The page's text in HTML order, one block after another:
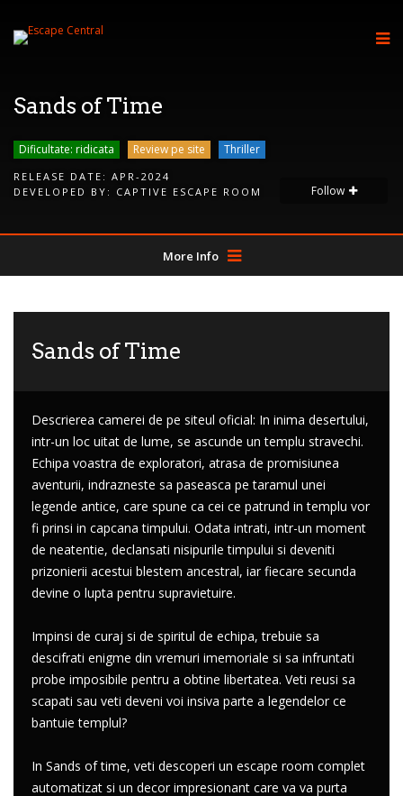
Sands of Time
Dificultate: ridicata Review pe site Thriller
RELEASE DATE: APR-2024
DEVELOPED BY: CAPTIVE ESCAPE ROOM Follow
More Info
Sands of Time
Descrierea camerei de pe siteul oficial: In inima desertului,
intr-un loc uitat de lume, se ascunde un templu stravechi.
Echipa voastra de exploratori, atrasa de promisiunea
aventurii, indrazneste sa paseasca pe taramul unei
legende antice, care spune ca cei ce patrund in templu vor
fi prinsi in capcana timpului. Odata intrati, intr-un moment
de neatentie, declansati nisipurile timpului si deveniti
prizonierii acestui blestem ancestral, iar fiecare secunda
devine o lupta pentru supravietuire.
Impinsi de curaj si de spiritul de echipa, trebuie sa
descifrati enigme din vremuri imemoriale si sa infruntati
probe imposibile pentru a obtine libertatea. Veti reusi sa
scapati sau veti deveni voi insiva parte a legendelor ce
bantuie templul?
In Sands of time, veti descoperi un escape room complet
automatizat si un decor impresionant care va va purta